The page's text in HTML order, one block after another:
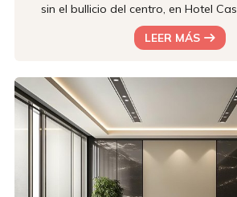
sin el bullicio del centro, en Hotel
bienvenida. A tan solo cinco
Santiago y situado directamente en
recargues energías. Nuestra
permitirá disfrutar de la paz y la
LEER MÁS